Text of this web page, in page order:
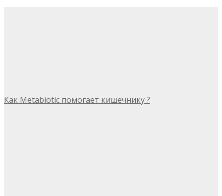
Как Metabiotic помогает кишечнику ?